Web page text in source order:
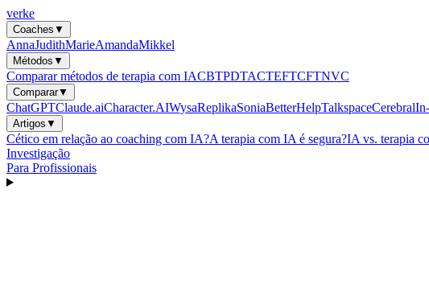
verke
Coaches ▼
AnnaJudithMarieAmandaMikkel
Métodos ▼
Comparar métodos de terapia com IACBTPDTACTEFTCFTNVC
Comparar▼
ChatGPTClaude.aiCharacter.AIWysaReplikaSoniaBetterHelpTalkspaceCerebral
Artigos ▼
Cético em relação ao coaching com IA?A terapia com IA é segura?IA vs. terapia
Investigação
Para Profissionais